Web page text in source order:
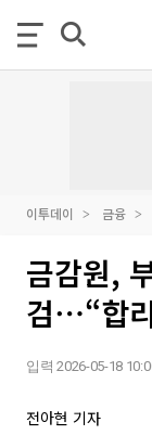
이투데이 금융
금감원,
검⋯“합
입력 2026-05-18
전아현 기자